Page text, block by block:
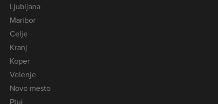
Ljubljana
Maribor
Celje
Kranj
Koper
Velenje
Novo mesto
Ptuj